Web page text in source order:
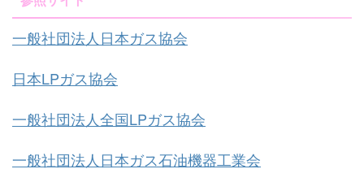
一般社団法人日本ガス協会
日本LPガス協会
一般社団法人全国LPガス協会
一般社団法人日本ガス石油機器工業会